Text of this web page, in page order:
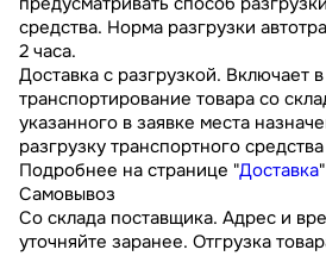
средства. Норма разгрузки
2 часа.
Доставка с разгрузкой. Включает
транспортирование товара со
указанного в заявке места
разгрузку транспортного
Подробнее на странице "Доставка"
Самовывоз
Со склада поставщика. Адрес и
уточняйте заранее. Отгрузка